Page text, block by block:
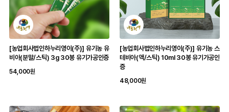
[농업회사법인하누리영이(주)] 유기농 유
비아(분말/스틱) 3g 30봉 유기가공인증
54,000원
[농업회사법인하누리영이(주)] 유기농 스
테비아(액/스틱) 10ml 30봉 유기가공인
증
48,000원